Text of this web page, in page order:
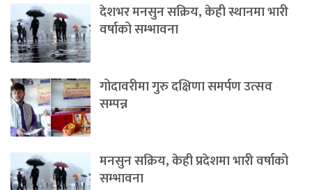
देशभर मनसुन सक्रिय, केही स्थानमा भारी
वर्षाको सम्भावना
गोदावरीमा गुरु दक्षिणा समर्पण उत्सव
सम्पन्न
मनसुन सक्रिय, केही प्रदेशमा भारी वर्षाको
सम्भावना